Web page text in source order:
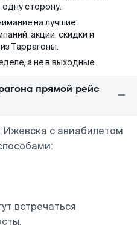
сторону.
на лучшие
акции, скидки и
Таррагоны.
а не в выходные.
прямой рейс
с авиабилетом
встречаться